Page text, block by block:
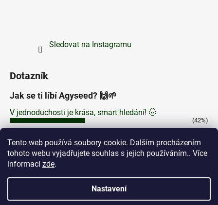
Tento web používá soubory cookie. Dalším procházením
tohoto webu vyjadřujete souhlas s jejich používáním.. Více
informací zde.
Nastavení
Sledovat na Instagramu
Dotazník
Jak se ti líbí Agyseed? 🙌🌱
V jednoduchosti je krása, smart hledání! 🤠
(42%)
(32%)
Líbí se mi to, rozšiřte sortiment! 💚